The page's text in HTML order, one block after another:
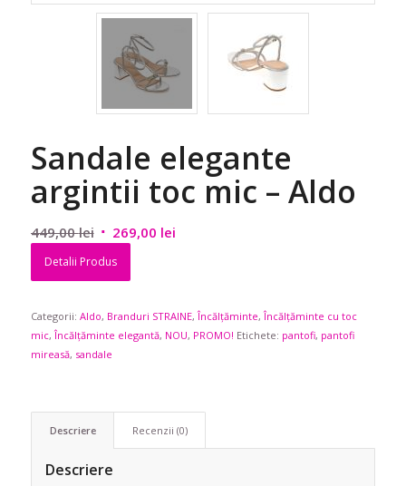
Sandale elegante
argintii toc mic – Aldo
449,00lei Prețul
inițial
449,00 lei.
269,00 leiPrețul
Detalii Produs
Categorii: Aldo, Branduri STRAINE,Încălțăminte,Încălțăminte cu toc
mic,Încălțăminte elegantă, NOU, PROMO! Etichete: pantofi, pantofi
mireasă, sandale
Descriere Recenzii (0)
Descriere